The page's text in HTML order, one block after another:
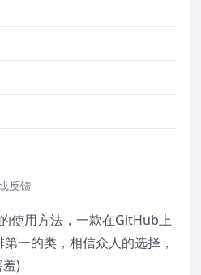
反馈
使用方法，一款在GitHub上
一的类，相信众人的选择，
)